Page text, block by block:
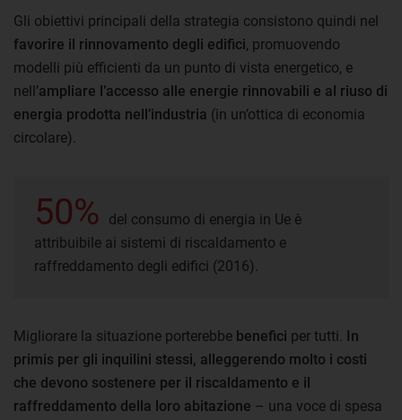
Gli obiettivi principali della strategia consistono quindi nel
favorire il rinnovamento degli edifici, promuovendo
modelli più efficienti da un punto di vista energetico, e
nell’ampliare l’accesso alle energie rinnovabili e al riuso di
energia prodotta nell’industria (in un’ottica di economia
circolare).
50%
del consumo di energia in Ue è
attribuibile ai sistemi di riscaldamento e
raffreddamento degli edifici (2016).
Migliorare la situazione porterebbe benefici per tutti. In
primis per gli inquilini stessi, alleggerendo molto i costi
che devono sostenere per il riscaldamento e il
raffreddamento della loro abitazione – una voce di spesa